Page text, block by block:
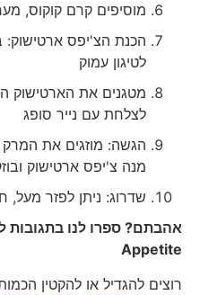
מוסיפים קרם קוקוס,
הכנת הצ'יפס ארטישוק: ב
לטיגון עמוק
מטגנים את הארטישוק
לצלחת עם נייר סופג
הגשה: מוזגים את המרק
מנה צ'יפס ארטישוק
שדרוג: ניתן לפזר מעל,
אהבתם? ספרו לנו בתגובות
Appetite
רוצים להגדיל או להקטין הכמות?